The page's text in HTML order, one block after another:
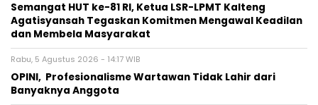
Semangat HUT ke-81 RI, Ketua LSR-LPMT Kalteng
Agatisyansah Tegaskan Komitmen Mengawal Keadilan
dan Membela Masyarakat
Rabu, 5 Agustus 2026 - 14:17 WIB
OPINI, Profesionalisme Wartawan Tidak Lahir dari
Banyaknya Anggota